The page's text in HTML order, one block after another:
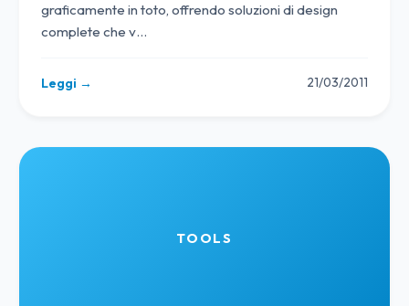
graficamente in toto, offrendo soluzioni di design
complete che v…
Leggi → 21/03/2011
TOOLS